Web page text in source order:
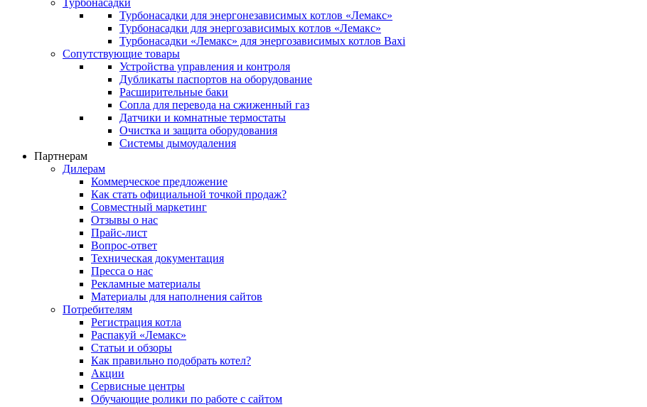
Турбонасадки
Турбонасадки для энергонезависимых котлов «Лемакс»
Турбонасадки для энергозависимых котлов «Лемакс»
Турбонасадки «Лемакс» для энергозависимых котлов Baxi
Сопутствующие товары
Устройства управления и контроля
Дубликаты паспортов на оборудование
Расширительные баки
Сопла для перевода на сжиженный газ
Датчики и комнатные термостаты
Очистка и защита оборудования
Системы дымоудаления
Партнерам
Дилерам
Коммерческое предложение
Как стать официальной точкой продаж?
Совместный маркетинг
Отзывы о нас
Прайс-лист
Вопрос-ответ
Техническая документация
Пресса о нас
Рекламные материалы
Материалы для наполнения сайтов
Потребителям
Регистрация котла
Распакуй «Лемакс»
Статьи и обзоры
Как правильно подобрать котел?
Акции
Сервисные центры
Обучающие ролики по работе с сайтом